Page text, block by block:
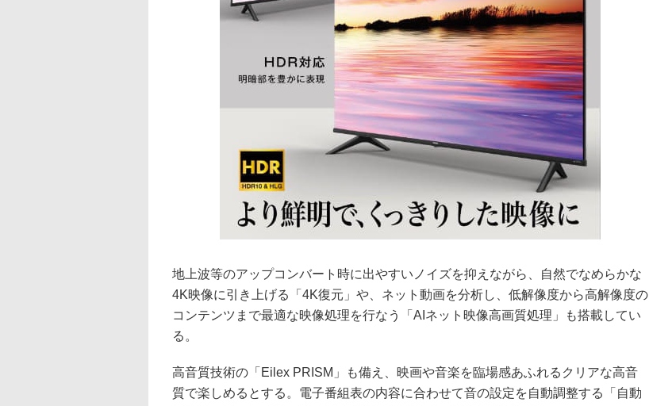
地上波等のアップコンバート時に出やすいノイズを抑えながら、自然でなめらかな
4K映像に引き上げる「4K復元」や、ネット動画を分析し、低解像度から高解像度の
コンテンツまで最適な映像処理を行なう「AIネット映像高画質処理」も搭載してい
る。
高音質技術の「Eilex PRISM」も備え、映画や音楽を臨場感あふれるクリアな高音
質で楽しめるとする。電子番組表の内容に合わせて音の設定を自動調整する「自動